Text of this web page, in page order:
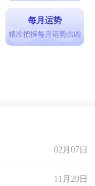
每月运势
精准把握每月运势吉凶
02月07日
11月20日